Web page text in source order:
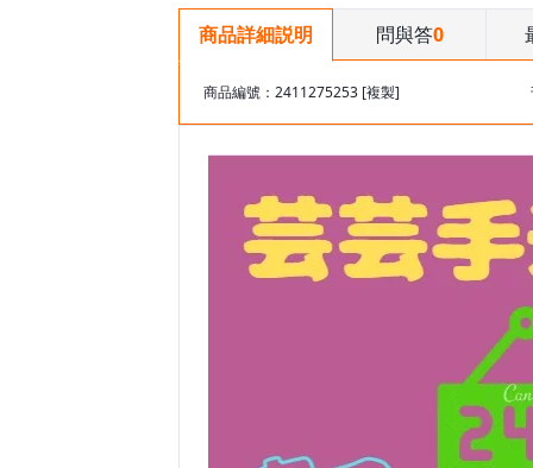
商品詳細説明 問與答0
商品編號：2411275253 [複製]